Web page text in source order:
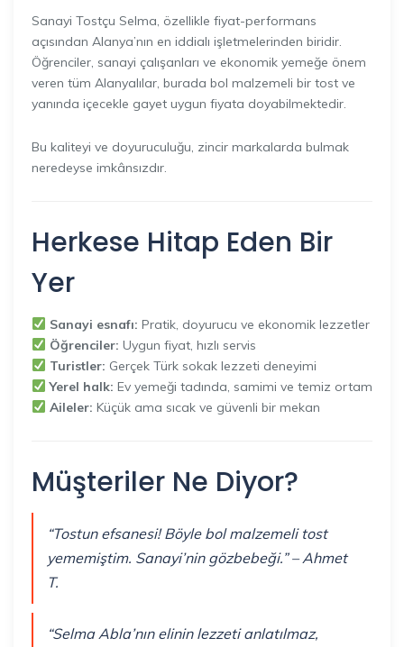
Sanayi Tostçu Selma, özellikle fiyat-performans
açısından Alanya’nın en iddialı işletmelerinden biridir.
Öğrenciler, sanayi çalışanları ve ekonomik yemeğe önem
veren tüm Alanyalılar, burada bol malzemeli bir tost ve
yanında içecekle gayet uygun fiyata doyabilmektedir.
Bu kaliteyi ve doyuruculuğu, zincir markalarda bulmak
neredeyse imkânsızdır.
Herkese Hitap Eden Bir
Yer
Sanayi esnafı: Pratik, doyurucu ve ekonomik lezzetler
Öğrenciler: Uygun fiyat, hızlı servis
Turistler: Gerçek Türk sokak lezzeti deneyimi
Yerel halk: Ev yemeği tadında, samimi ve temiz ortam
Aileler: Küçük ama sıcak ve güvenli bir mekan
Müşteriler Ne Diyor?
“Tostun efsanesi! Böyle bol malzemeli tost
yememiştim. Sanayi’nin gözbebeği.” – Ahmet
T.
“Selma Abla’nın elinin lezzeti anlatılmaz,